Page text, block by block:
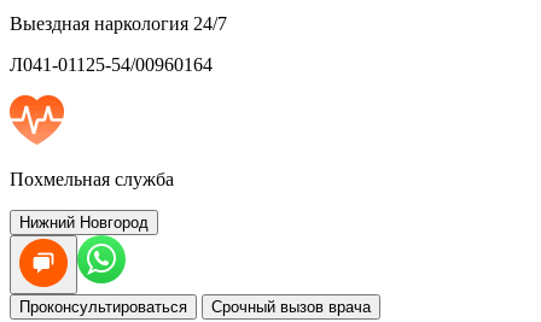
Выездная наркология 24/7
Л041-01125-54/00960164
Похмельная служба
Нижний Новгород
Проконсультироваться Срочный вызов врача